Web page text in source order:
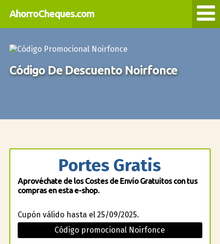
AhorroCheques.com
Código De Descuento Noirfonce
Portes Gratis
Aprovéchate de los Costes de Envío Gratuitos con tus
compras en esta e-shop.
Cupón válido hasta el 25/09/2025.
Código promocional Noirfonce